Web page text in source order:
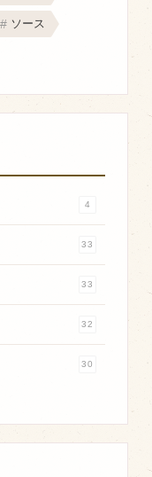
ソース
4
33
33
32
30